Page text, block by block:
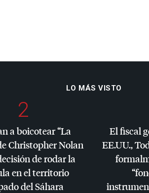
LO MÁS VISTO
2
a boicotear “La
Christopher Nolan
de rodar la
en el territorio
del Sáhara
El fiscal
EE.UU.,